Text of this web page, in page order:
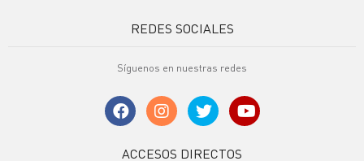
REDES SOCIALES
Síguenos en nuestras redes
ACCESOS DIRECTOS